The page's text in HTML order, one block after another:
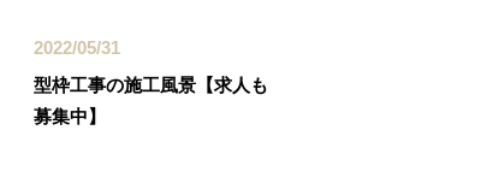
2022/05/31
型枠工事の施工風景【求人も
募集中】